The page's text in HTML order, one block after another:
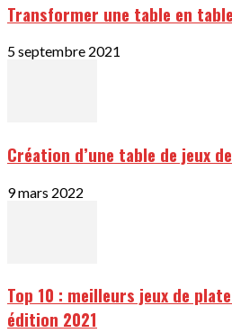
Transformer une table en
5 septembre 2021
Création d’une table de jeux
9 mars 2022
Top 10 : meilleurs jeux de
édition 2021